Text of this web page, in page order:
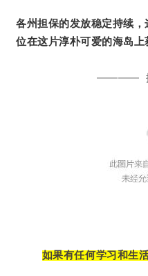
各州担保的发放稳定持续
位在这片淳朴可爱的海岛上
————
如果有任何学习和生